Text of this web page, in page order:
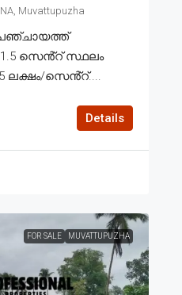
Muvattupuzha
സെൻ്റ് സ്ഥലം
ലക്ഷം/സെൻ്റ്....
Details
FOR SALE MUVATTUPUZHA